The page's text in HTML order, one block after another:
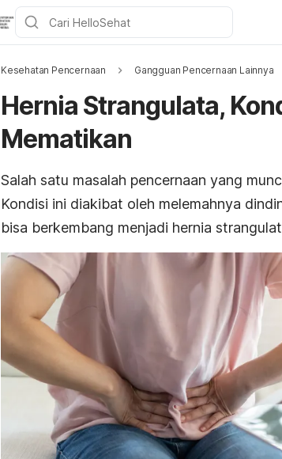
Kesehatan Pencernaan Gangguan Pencernaan Lainnya
Hernia Strangulata,
Mematikan
Salah satu masalah pencernaan yang
Kondisi ini diakibat oleh melemahnya
bisa berkembang menjadi hernia